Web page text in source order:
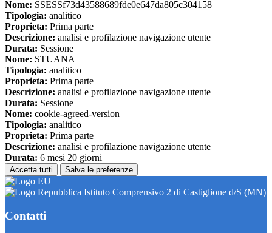
Nome: SSESSf73d43588689fde0e647da805c304158
Tipologia: analitico
Proprieta: Prima parte
Descrizione: analisi e profilazione navigazione utente
Durata: Sessione
Nome: STUANA
Tipologia: analitico
Proprieta: Prima parte
Descrizione: analisi e profilazione navigazione utente
Durata: Sessione
Nome: cookie-agreed-version
Tipologia: analitico
Proprieta: Prima parte
Descrizione: analisi e profilazione navigazione utente
Durata: 6 mesi 20 giorni
Accetta tutti Salva le preferenze
Istituto Comprensivo 2 di Castiglione d/S (MN)
Contatti